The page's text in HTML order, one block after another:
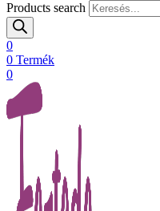
Products search
0
0 Termék
0